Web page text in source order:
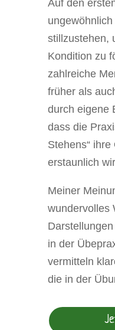
Auf den
stillzustehen,
Kondition zu
zahlreiche
früher als
durch eigene
dass die
Stehens“
erstaunlich
Meiner
wundervolles
in der
vermitteln
die in der